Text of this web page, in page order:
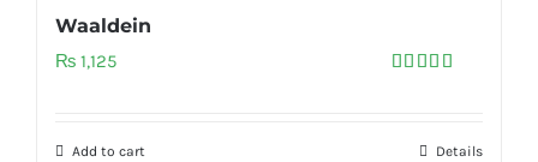
Waaldein
₨ 1,125
Add to cart Details